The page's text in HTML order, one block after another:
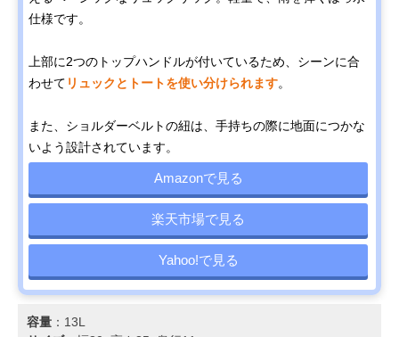
仕様です。
上部に2つのトップハンドルが付いているため、シーンに合
わせて リュックとトートを使い分けられます。
また、ショルダーベルトの紐は、手持ちの際に地面につかな
いよう設計されています。
Amazonで見る
楽天市場で見る
Yahoo!で見る
容量 ：13L